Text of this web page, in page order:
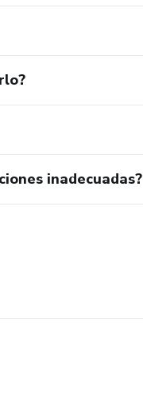
inadecuadas?